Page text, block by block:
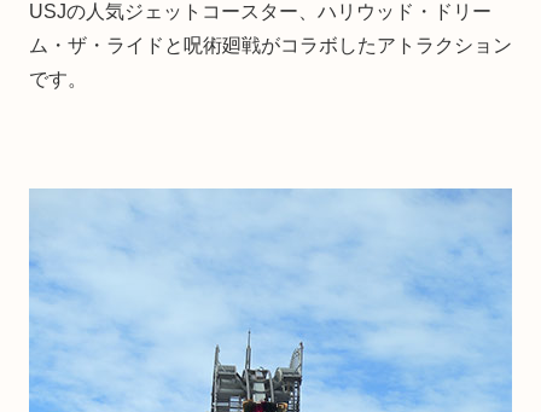
USJの人気ジェットコースター、ハリウッド・ドリー
ム・ザ・ライドと呪術廻戦がコラボしたアトラクション
です。